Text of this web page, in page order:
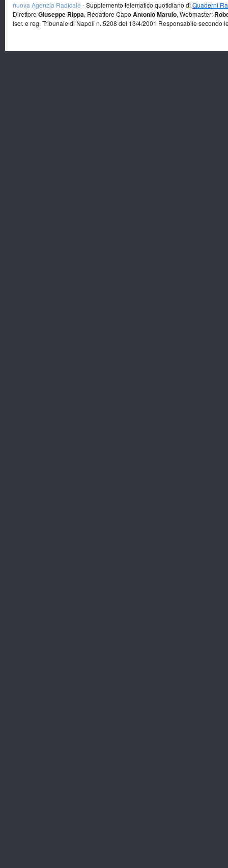
nuova Agenzia Radicale - Supplemento telematico quotidiano di Quaderni
Direttore Giuseppe Rippa, Redattore Capo Antonio Marulo, Webmaster:
Iscr. e reg. Tribunale di Napoli n. 5208 del 13/4/2001 Responsabile secondo